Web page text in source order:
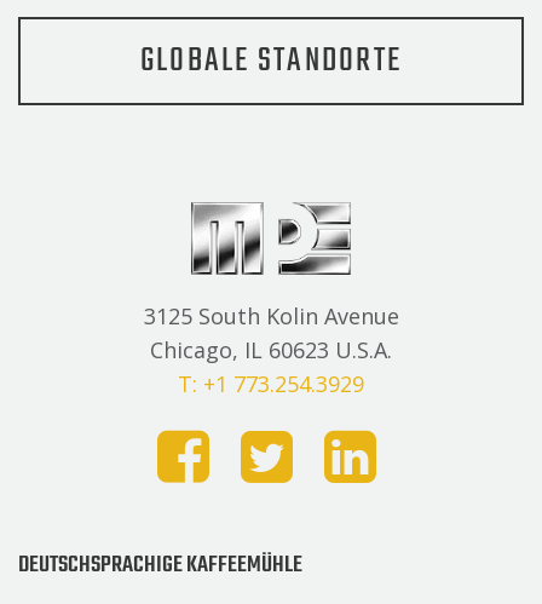
GLOBALE STANDORTE
3125 South Kolin Avenue
Chicago, IL 60623 U.S.A.
T: +1 773.254.3929
DEUTSCHSPRACHIGE KAFFEEMÜHLE